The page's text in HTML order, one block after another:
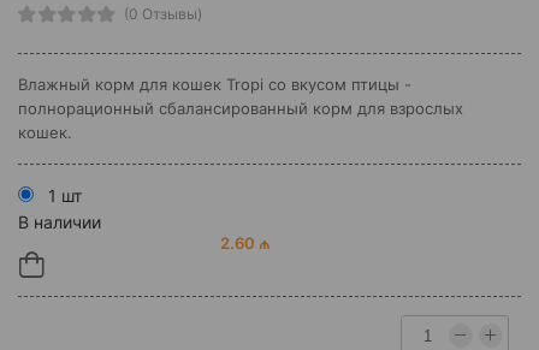
(0 Отзывы)
Влажный корм для кошек Tropi со вкусом птицы -
полнорационный сбалансированный корм для взрослых
кошек.
1 шт
В наличии
2.60 ₼